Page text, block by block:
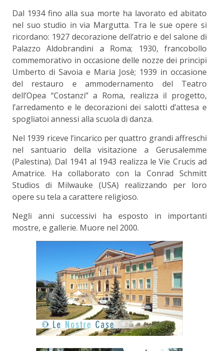
Dal 1934 fino alla sua morte ha lavorato ed abitato
nel suo studio in via Margutta. Tra le sue opere si
ricordano: 1927 decorazione dell’atrio e del salone di
Palazzo Aldobrandini a Roma; 1930, francobollo
commemorativo in occasione delle nozze dei principi
Umberto di Savoia e Maria Josè; 1939 in occasione
del restauro e ammodernamento del Teatro
dell’Opea “Costanzi” a Roma, realizza il progetto,
l’arredamento e le decorazioni dei salotti d’attesa e
spogliatoi annessi alla scuola di danza.
Nel 1939 riceve l’incarico per quattro grandi affreschi
nel santuario della visitazione a Gerusalemme
(Palestina). Dal 1941 al 1943 realizza le Vie Crucis ad
Amatrice. Ha collaborato con la Conrad Schmitt
Studios di Milwauke (USA) realizzando per loro
opere su tela a carattere religioso.
Negli anni successivi ha esposto in importanti
mostre, e gallerie. Muore nel 2000.